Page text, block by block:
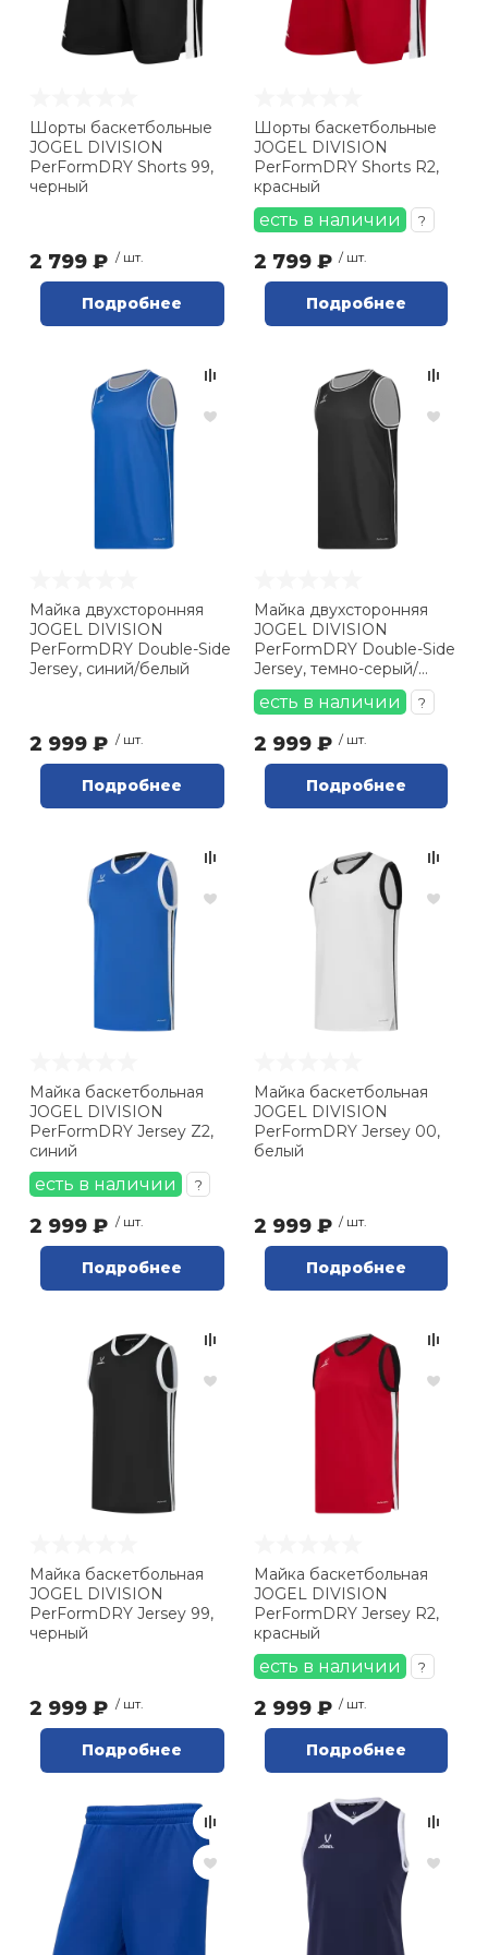
Ролики для
Утяжелители
Эспандеры и
Аксессуары
Медболы
Пояса
Шорты баскетбольные
JOGEL DIVISION
PerFormDRY Shorts 99,
черный
2 799 ₽ / шт.
Подробнее
Шорты баскетбольные
JOGEL DIVISION
PerFormDRY Shorts R2,
красный
есть в наличии ?
2 799 ₽ / шт.
Подробнее
Майка двухсторонняя
JOGEL DIVISION
PerFormDRY Double-Side
Jersey, синий/белый
2 999 ₽ / шт.
Подробнее
Майка двухсторонняя
JOGEL DIVISION
PerFormDRY Double-Side
Jersey, темно-серый/
белый
есть в наличии ?
2 999 ₽ / шт.
Подробнее
Майка баскетбольная
JOGEL DIVISION
PerFormDRY Jersey Z2,
синий
есть в наличии ?
2 999 ₽ / шт.
Подробнее
Майка баскетбольная
JOGEL DIVISION
PerFormDRY Jersey 00,
белый
2 999 ₽ / шт.
Подробнее
Майка баскетбольная
JOGEL DIVISION
PerFormDRY Jersey 99,
черный
2 999 ₽ / шт.
Подробнее
Майка баскетбольная
JOGEL DIVISION
PerFormDRY Jersey R2,
красный
есть в наличии ?
2 999 ₽ / шт.
Подробнее